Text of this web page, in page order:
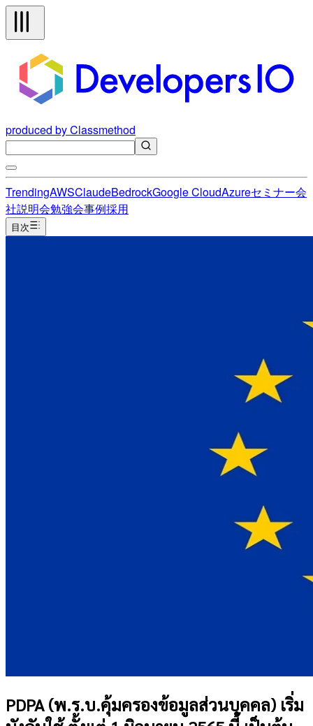
produced by Classmethod
TrendingAWSClaudeBedrockGoogle CloudAzureセミナー会
社説明会勉強会事例採用
目次
PDPA (พ.ร.บ.คุ้มครองข้อมูลส่วนบุคคล) เริ่ม